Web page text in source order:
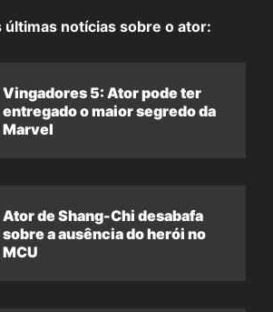
últimas notícias sobre o ator:
Vingadores 5: Ator pode ter
entregado o maior segredo da
Marvel
Ator de Shang-Chi desabafa
sobre a ausência do herói no
MCU